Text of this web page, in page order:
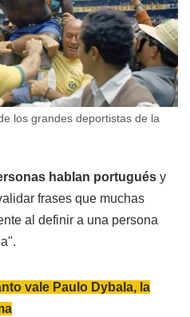
los grandes deportistas de la
hablan portugués y
frases que muchas
al definir a una persona
vale Paulo Dybala, la